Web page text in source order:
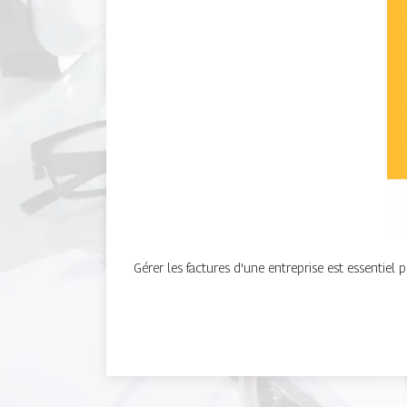
Gérer les factures d'une entreprise est essentiel